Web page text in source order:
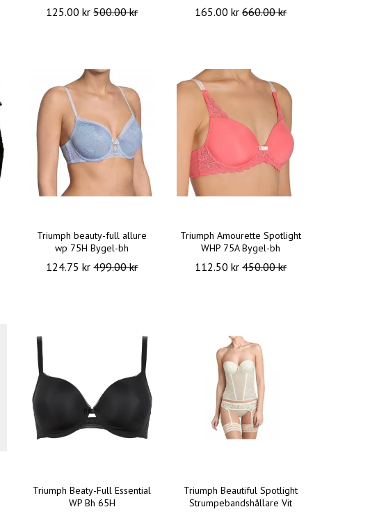
125.00 kr500.00 kr 165.00 kr660.00 kr
Triumph beauty-full allure
wp 75H Bygel-bh
124.75 kr499.00 kr
Triumph Amourette Spotlight
WHP 75A Bygel-bh
112.50 kr450.00 kr
Triumph Beaty-Full Essential
WP Bh 65H
Triumph Beautiful Spotlight
Strumpebandshållare Vit